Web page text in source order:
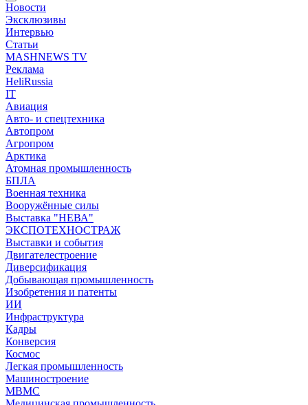
Новости
Эксклюзивы
Интервью
Статьи
MASHNEWS TV
Реклама
HeliRussia
IT
Авиация
Авто- и спецтехника
Автопром
Агропром
Арктика
Атомная промышленность
БПЛА
Военная техника
Вооружённые силы
Выставка "НЕВА"
ЭКСПОТЕХНОСТРАЖ
Выставки и события
Двигателестроение
Диверсификация
Добывающая промышленность
Изобретения и патенты
ИИ
Инфраструктура
Кадры
Конверсия
Космос
Легкая промышленность
Машиностроение
МВМС